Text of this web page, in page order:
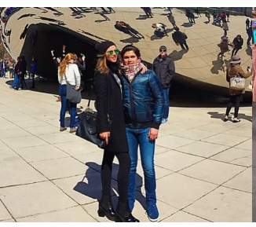
→